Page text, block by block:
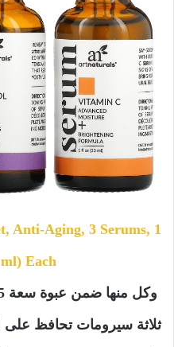
Anti-Aging, 3 Serums, 1
Each
وكل منها ضمن عبوة سعة 29.5 مل
ثلاثة سيرومات تحافظ